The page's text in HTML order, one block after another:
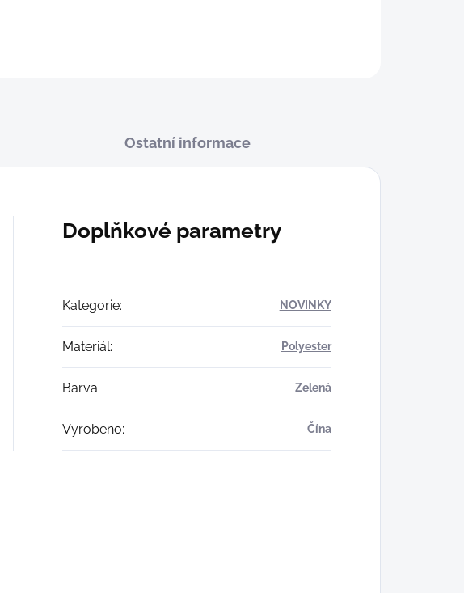
Ostatní informace
Doplňkové parametry
Kategorie: NOVINKY
Materiál: Polyester
Barva: Zelená
Vyrobeno: Čína